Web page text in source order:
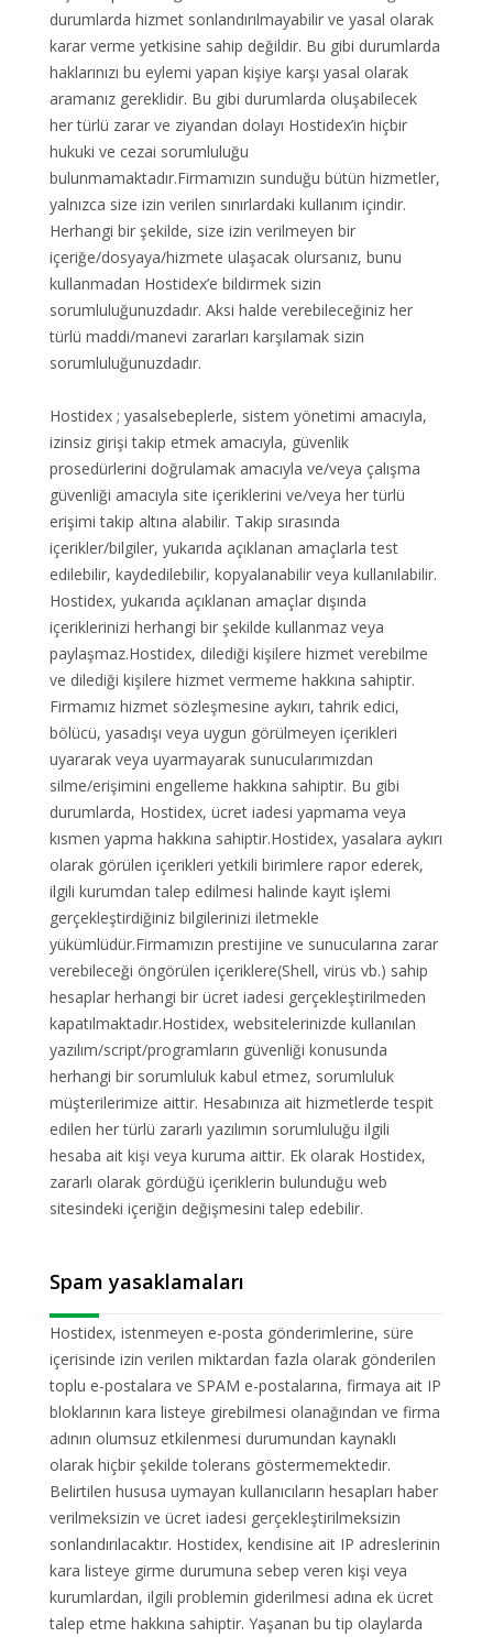
durumlarda hizmet sonlandırılmayabilir ve yasal olarak
karar verme yetkisine sahip değildir. Bu gibi durumlarda
haklarınızı bu eylemi yapan kişiye karşı yasal olarak
aramanız gereklidir. Bu gibi durumlarda oluşabilecek
her türlü zarar ve ziyandan dolayı Hostidex’in hiçbir
hukuki ve cezai sorumluluğu
bulunmamaktadır.Firmamızın sunduğu bütün hizmetler,
yalnızca size izin verilen sınırlardaki kullanım içindir.
Herhangi bir şekilde, size izin verilmeyen bir
içeriğe/dosyaya/hizmete ulaşacak olursanız, bunu
kullanmadan Hostidex’e bildirmek sizin
sorumluluğunuzdadır. Aksi halde verebileceğiniz her
türlü maddi/manevi zararları karşılamak sizin
sorumluluğunuzdadır.
Hostidex ; yasalsebeplerle, sistem yönetimi amacıyla,
izinsiz girişi takip etmek amacıyla, güvenlik
prosedürlerini doğrulamak amacıyla ve/veya çalışma
güvenliği amacıyla site içeriklerini ve/veya her türlü
erişimi takip altına alabilir. Takip sırasında
içerikler/bilgiler, yukarıda açıklanan amaçlarla test
edilebilir, kaydedilebilir, kopyalanabilir veya kullanılabilir.
Hostidex, yukarıda açıklanan amaçlar dışında
içeriklerinizi herhangi bir şekilde kullanmaz veya
paylaşmaz.Hostidex, dilediği kişilere hizmet verebilme
ve dilediği kişilere hizmet vermeme hakkına sahiptir.
Firmamız hizmet sözleşmesine aykırı, tahrik edici,
bölücü, yasadışı veya uygun görülmeyen içerikleri
uyararak veya uyarmayarak sunucularımızdan
silme/erişimini engelleme hakkına sahiptir. Bu gibi
durumlarda, Hostidex, ücret iadesi yapmama veya
kısmen yapma hakkına sahiptir.Hostidex, yasalara aykırı
olarak görülen içerikleri yetkili birimlere rapor ederek,
ilgili kurumdan talep edilmesi halinde kayıt işlemi
gerçekleştirdiğiniz bilgilerinizi iletmekle
yükümlüdür.Firmamızın prestijine ve sunucularına zarar
verebileceği öngörülen içeriklere(Shell, virüs vb.) sahip
hesaplar herhangi bir ücret iadesi gerçekleştirilmeden
kapatılmaktadır.Hostidex, websitelerinizde kullanılan
yazılım/script/programların güvenliği konusunda
herhangi bir sorumluluk kabul etmez, sorumluluk
müşterilerimize aittir. Hesabınıza ait hizmetlerde tespit
edilen her türlü zararlı yazılımın sorumluluğu ilgili
hesaba ait kişi veya kuruma aittir. Ek olarak Hostidex,
zararlı olarak gördüğü içeriklerin bulunduğu web
sitesindeki içeriğin değişmesini talep edebilir.
Spam yasaklamaları
Hostidex, istenmeyen e-posta gönderimlerine, süre
içerisinde izin verilen miktardan fazla olarak gönderilen
toplu e-postalara ve SPAM e-postalarına, firmaya ait IP
bloklarının kara listeye girebilmesi olanağından ve firma
adının olumsuz etkilenmesi durumundan kaynaklı
olarak hiçbir şekilde tolerans göstermemektedir.
Belirtilen hususa uymayan kullanıcıların hesapları haber
verilmeksizin ve ücret iadesi gerçekleştirilmeksizin
sonlandırılacaktır. Hostidex, kendisine ait IP adreslerinin
kara listeye girme durumuna sebep veren kişi veya
kurumlardan, ilgili problemin giderilmesi adına ek ücret
talep etme hakkına sahiptir. Yaşanan bu tip olaylarda